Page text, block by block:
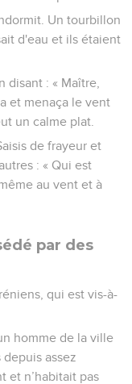
Un tourbillon
d'eau et ils étaient
disant : « Maître,
et menaça le vent
un calme plat.
de frayeur et
: « Qui est
au vent et à
par des
qui est vis-à-
homme de la ville
assez
et n’habitait pas